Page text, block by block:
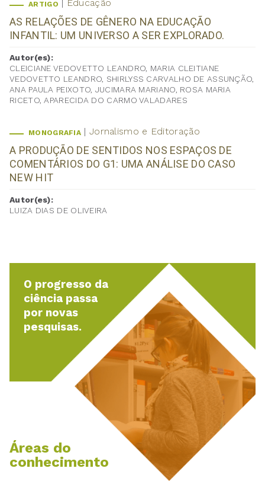
ARTIGO Educação
AS RELAÇÕES DE GÊNERO NA EDUCAÇÃO
INFANTIL: UM UNIVERSO A SER EXPLORADO.
Autor(es):
CLEICIANE VEDOVETTO LEANDRO, MARIA CLEITIANE
VEDOVETTO LEANDRO, SHIRLYSS CARVALHO DE ASSUNÇÃO,
ANA PAULA PEIXOTO, JUCIMARA MARIANO, ROSA MARIA
RICETO, APARECIDA DO CARMO VALADARES
MONOGRAFIA Jornalismo e Editoração
A PRODUÇÃO DE SENTIDOS NOS ESPAÇOS DE
COMENTÁRIOS DO G1: UMA ANÁLISE DO CASO
NEW HIT
Autor(es):
LUIZA DIAS DE OLIVEIRA
O progresso da
ciência passa
por novas
pesquisas.
Áreas do
conhecimento